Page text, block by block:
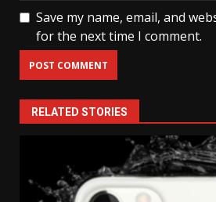
Save my name, email, and
for the next time I comment.
RELATED STORIES